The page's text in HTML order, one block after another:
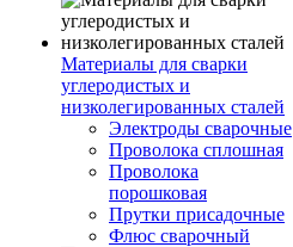
Материалы для сварки
углеродистых и
низколегированных сталей
Электроды сварочные
Проволока сплошная
Проволока
порошковая
Прутки присадочные
Флюс сварочный